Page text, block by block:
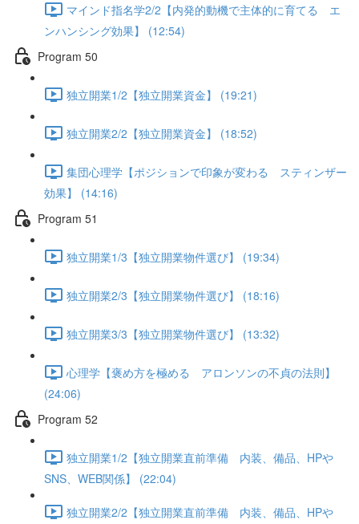
マインド指名学2/2【内発的動機で主体的に育てる エ
ンハンシング効果】 (12:54)
Program 50
独立開業1/2【独立開業資金】 (19:21)
独立開業2/2【独立開業資金】 (18:52)
集団心理学【ポジションで印象が変わる スティンザー
効果】 (14:16)
Program 51
独立開業1/3【独立開業物件選び】 (19:34)
独立開業2/3【独立開業物件選び】 (18:16)
独立開業3/3【独立開業物件選び】 (13:32)
心理学【褒め方を極める アロンソンの不貞の法則】
(24:06)
Program 52
独立開業1/2【独立開業直前準備 内装、備品、HPや
SNS、WEB関係】 (22:04)
独立開業2/2【独立開業直前準備 内装、備品、HPや